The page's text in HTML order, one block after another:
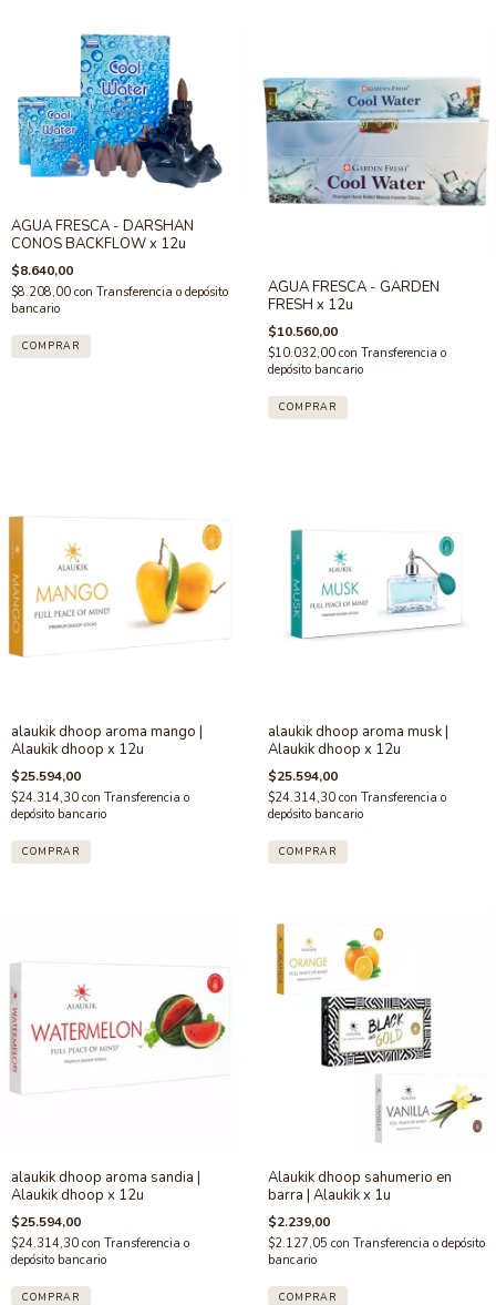
AGUA FRESCA - DARSHAN
CONOS BACKFLOW x 12u
$8.640,00
$8.208,00 con Transferencia o depósito
bancario
AGUA FRESCA - GARDEN
FRESH x 12u
$10.560,00
$10.032,00 con Transferencia o
depósito bancario
alaukik dhoop aroma mango |
Alaukik dhoop x 12u
$25.594,00
$24.314,30 con Transferencia o
depósito bancario
alaukik dhoop aroma musk |
Alaukik dhoop x 12u
$25.594,00
$24.314,30 con Transferencia o
depósito bancario
alaukik dhoop aroma sandia |
Alaukik dhoop x 12u
$25.594,00
$24.314,30 con Transferencia o
depósito bancario
Alaukik dhoop sahumerio en
barra | Alaukik x 1u
$2.239,00
$2.127,05 con Transferencia o depósito
bancario
COMPRAR